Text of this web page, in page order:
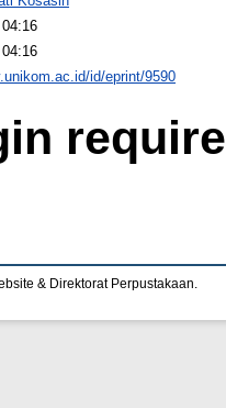
id/eprint/9590
& Direktorat Perpustakaan.